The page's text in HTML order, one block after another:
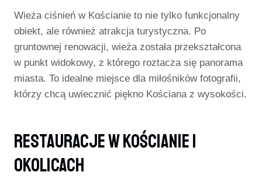
Wieża ciśnień w Kościanie to nie tylko funkcjonalny
obiekt, ale również atrakcja turystyczna. Po
gruntownej renowacji, wieża została przekształcona
w punkt widokowy, z którego roztacza się panorama
miasta. To idealne miejsce dla miłośników fotografii,
którzy chcą uwiecznić piękno Kościana z wysokości.
Restauracje W Kościanie I
Okolicach